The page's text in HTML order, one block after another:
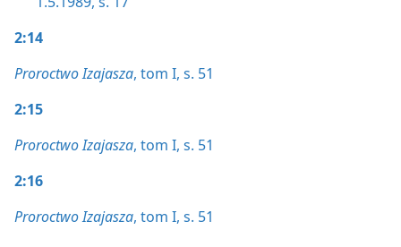
2:14
Proroctwo Izajasza, tom I, s. 51
2:15
Proroctwo Izajasza, tom I, s. 51
2:16
Proroctwo Izajasza, tom I, s. 51